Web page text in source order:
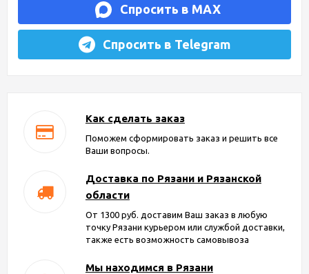
Спросить в MAX
Спросить в Telegram
Как сделать заказ
Поможем сформировать заказ и решить все
Ваши вопросы.
Доставка по Рязани и Рязанской
области
От 1300 руб. доставим Ваш заказ в любую
точку Рязани курьером или службой доставки,
также есть возможность самовывоза
Мы находимся в Рязани